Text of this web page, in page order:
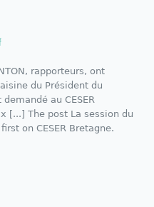
rapporteurs, ont
du Président du
au CESER
[...] The post La session du
on CESER Bretagne.